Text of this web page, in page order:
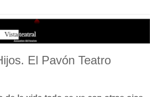
El Pavón Teatro